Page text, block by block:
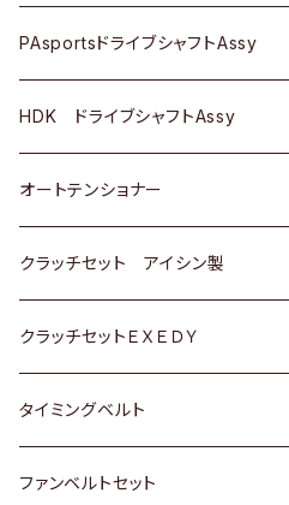
スバル
ＢＥＮＺ
スバル
三菱
スバル
マツダ
三菱
スバル
ダイハツ
マツダ
三菱
スバル
ダイハツ
マツダ
三菱
スバル
スズキ
日産
いすゞ
ダイハツ
マツダ
三菱
スバル
ＢＥＮＺ
ＢＭＷ
GOLF
ＷＡＧＥＮ
アストロ（シボレー）
クライスラー
ＢＥＮＺ
ＢＭＷ
ＷＡＧＥＮ
ＶＯＬＶＯ
PAsportsドライブシャフトAssy
トヨタ
ホンダ
スズキ
日産
ダイハツ
マツダ
HDK ドライブシャフトAssy
スズキ
ダイハツ
日産
ホンダ
マツダ
オートテンショナー
トヨタ
クラッチセット アイシン製
ホンダ
スズキ
ダイハツ
クラッチセットＥＸＥＤＹ
ホンダ
スズキ
タイミングベルト
トヨタ
ファンベルトセット